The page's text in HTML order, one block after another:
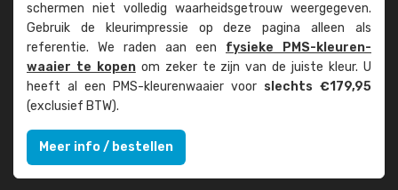
schermen niet volledig waarheids­­getrouw weer­gegeven.
Gebruik de kleur­impressie op deze pagina alleen als
referentie. We raden aan een fysieke PMS-kleuren­
waaier te kopenom zeker te zijn van de juiste kleur. U
heeft al een PMS-kleuren­waaier voor slechts €179,95
(exclusief BTW).
Meer info / bestellen